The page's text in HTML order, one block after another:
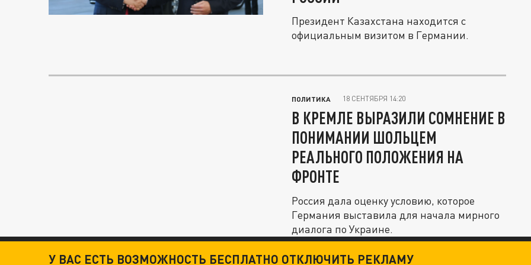
Президент Казахстана находится с
официальным визитом в Германии.
ПОЛИТИКА 18 СЕНТЯБРЯ 14:20
В КРЕМЛЕ ВЫРАЗИЛИ СОМНЕНИЕ В
ПОНИМАНИИ ШОЛЬЦЕМ
РЕАЛЬНОГО ПОЛОЖЕНИЯ НА
ФРОНТЕ
Россия дала оценку условию, которое
Германия выставила для начала мирного
диалога по Украине.
У ВАС ЕСТЬ ВОЗМОЖНОСТЬ БЕСПЛАТНО ОТКЛЮЧИТЬ РЕКЛАМУ